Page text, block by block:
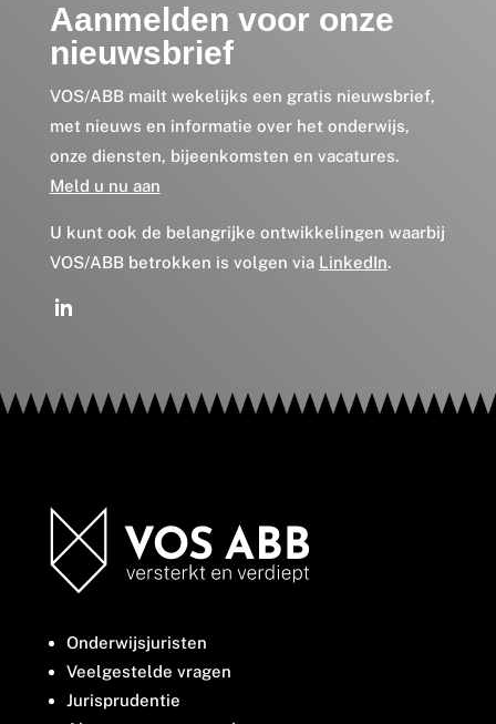
Aanmelden voor onze
nieuwsbrief
VOS/ABB mailt wekelijks een gratis nieuwsbrief,
met nieuws en informatie over het onderwijs,
onze diensten, bijeenkomsten en vacatures.
Meld u nu aan
U kunt ook de belangrijke ontwikkelingen waarbij
VOS/ABB betrokken is volgen via LinkedIn.
Onderwijsjuristen
Veelgestelde vragen
Jurisprudentie